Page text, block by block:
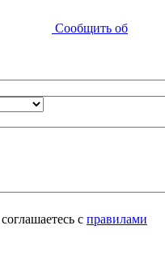
Сообщить об
с правилами